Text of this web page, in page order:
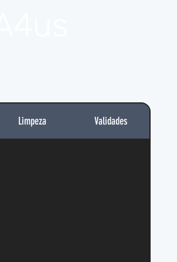
Limpeza Validades